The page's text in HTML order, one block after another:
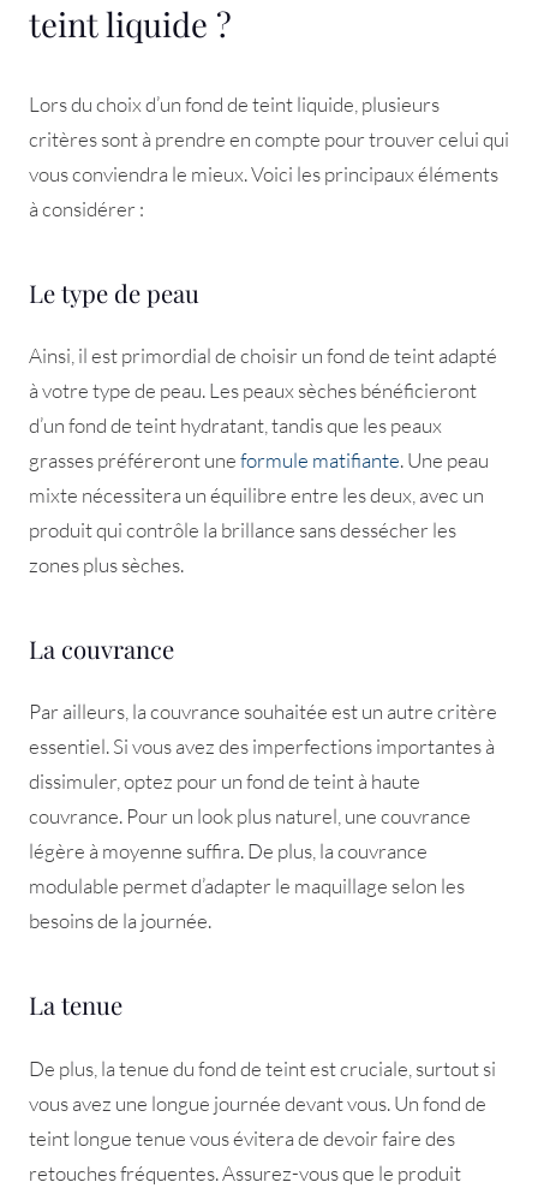
teint liquide ?
Lors du choix d’un fond de teint liquide, plusieurs
critères sont à prendre en compte pour trouver celui qui
vous conviendra le mieux. Voici les principaux éléments
à considérer :
Le type de peau
Ainsi, il est primordial de choisir un fond de teint adapté
à votre type de peau. Les peaux sèches bénéficieront
d’un fond de teint hydratant, tandis que les peaux
grasses préféreront uneformule matifiante. Une peau
mixte nécessitera un équilibre entre les deux, avec un
produit qui contrôle la brillance sans dessécher les
zones plus sèches.
La couvrance
Par ailleurs, la couvrance souhaitée est un autre critère
essentiel. Si vous avez des imperfections importantes à
dissimuler, optez pour un fond de teint à haute
couvrance. Pour un look plus naturel, une couvrance
légère à moyenne suffira. De plus, la couvrance
modulable permet d’adapter le maquillage selon les
besoins de la journée.
La tenue
De plus, la tenue du fond de teint est cruciale, surtout si
vous avez une longue journée devant vous. Un fond de
teint longue tenue vous évitera de devoir faire des
retouches fréquentes. Assurez-vous que le produit